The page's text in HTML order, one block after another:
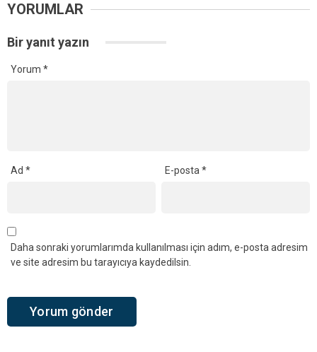
YORUMLAR
Bir yanıt yazın
Yorum *
Ad * E-posta*
Daha sonraki yorumlarımda kullanılması için adım, e-posta adresim
ve site adresim bu tarayıcıya kaydedilsin.